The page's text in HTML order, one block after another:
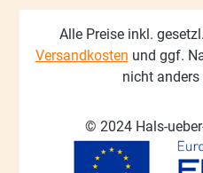
Alle Preise inkl.
Versandkosten und ggf.
nicht anders
© 2024 Hals-